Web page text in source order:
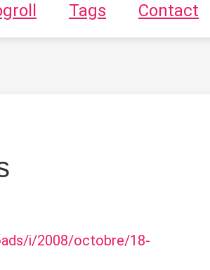
Tags Contact
i/2008/octobre/18-